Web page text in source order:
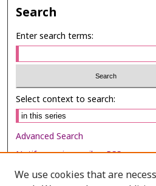
Search
Enter search terms:
Select context to search:
Advanced Search
Notify me via email orRSS
We use cookies that are